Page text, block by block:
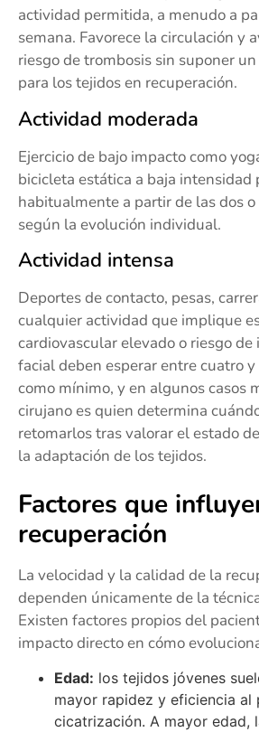
actividad permitida, a menudo a
semana. Favorece la circulación y
riesgo de trombosis sin suponer
para los tejidos en recuperación.
Actividad moderada
Ejercicio de bajo impacto como
bicicleta estática a baja intensidad
habitualmente a partir de las dos o
según la evolución individual.
Actividad intensa
Deportes de contacto, pesas,
cualquier actividad que implique
cardiovascular elevado o riesgo de
facial deben esperar entre cuatro y
como mínimo, y en algunos casos
cirujano es quien determina
retomarlos tras valorar el estado
la adaptación de los tejidos.
Factores que
recuperación
La velocidad y la calidad de la
dependen únicamente de la
Existen factores propios del
impacto directo en cómo
Edad: los tejidos jóvenes
mayor rapidez y eficiencia al
cicatrización. A mayor edad,